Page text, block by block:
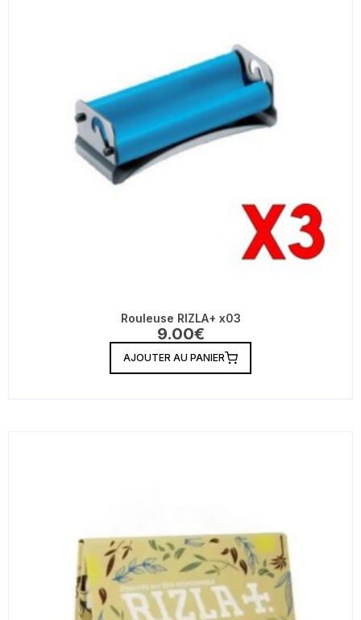
Rouleuse RIZLA+ x03
9.00€
AJOUTER AU PANIER